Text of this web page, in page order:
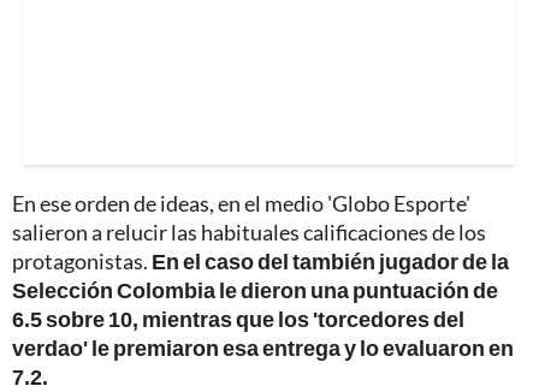
En ese orden de ideas, en el medio 'Globo Esporte'
salieron a relucir las habituales calificaciones de los
protagonistas. En el caso del también jugador de la
Selección Colombia le dieron una puntuación de
6.5 sobre 10, mientras que los 'torcedores del
verdao' le premiaron esa entrega y lo evaluaron en
7.2.